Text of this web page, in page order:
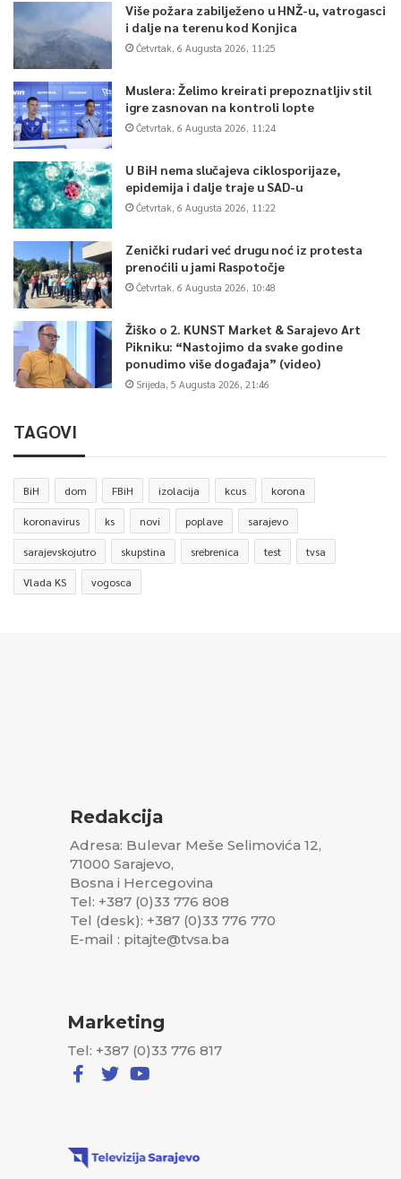
Više požara zabilježeno u HNŽ-u, vatrogasci
i dalje na terenu kod Konjica
Četvrtak, 6 Augusta 2026, 11:25
Muslera: Želimo kreirati prepoznatljiv stil
igre zasnovan na kontroli lopte
Četvrtak, 6 Augusta 2026, 11:24
U BiH nema slučajeva ciklosporijaze,
epidemija i dalje traje u SAD-u
Četvrtak, 6 Augusta 2026, 11:22
Zenički rudari već drugu noć iz protesta
prenoćili u jami Raspotočje
Četvrtak, 6 Augusta 2026, 10:48
Žiško o 2. KUNST Market & Sarajevo Art
Pikniku: “Nastojimo da svake godine
ponudimo više događaja” (video)
Srijeda, 5 Augusta 2026, 21:46
TAGOVI
BiH dom FBiH izolacija kcus korona
koronavirus ks novi poplave sarajevo
sarajevskojutro skupstina srebrenica test tvsa
Vlada KS vogosca
Redakcija
Adresa: Bulevar Meše Selimovića 12,
71000 Sarajevo,
Bosna i Hercegovina
Tel: +387 (0)33 776 808
Tel (desk): +387 (0)33 776 770
E-mail : pitajte@tvsa.ba
Marketing
Tel: +387 (0)33 776 817